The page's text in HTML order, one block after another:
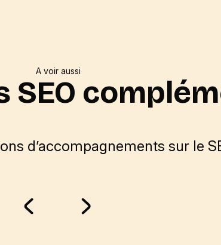
A voir aussi
SEO
d’accompagnements sur le